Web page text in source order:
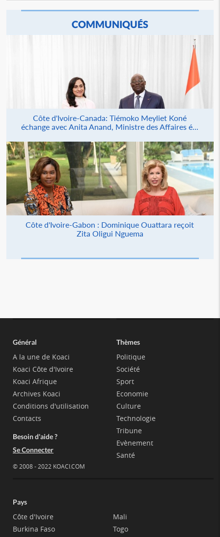
COMMUNIQUÉS
Côte d'Ivoire-Canada: Tiémoko Meyliet Koné
échange avec Anita Anand, Ministre des Affaires é...
Côte d'Ivoire-Gabon : Dominique Ouattara reçoit
Zita Oligui Nguema
Général
A la une de Koaci
Koaci Côte d'Ivoire
Koaci Afrique
Archives Koaci
Conditions d'utilisation
Contacts
Besoin d'aide ?
Se Connecter
© 2008 - 2022 KOACI.COM
Thèmes
Politique
Société
Sport
Economie
Culture
Technologie
Tribune
Evènement
Santé
Pays
Côte d'Ivoire
Burkina Faso
Mali
Togo